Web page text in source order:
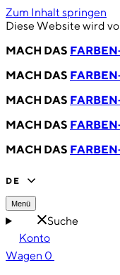
Zum Inhalt springen
Diese Website wird
MACH DAS
MACH DAS
MACH DAS
MACH DAS
MACH DAS
DE
Menü
Suche
Konto
Wagen 0